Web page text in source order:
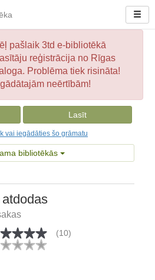
pašlaik 3td e-bibliotēkā
reģistrācija no Rīgas
Problēma tiek risināta!
neērtībām!
Lasīt
vai iegādāties šo grāmatu
bibliotēkās
(10)